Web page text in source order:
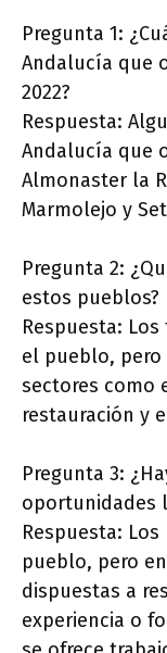
Pregunta 1:
Andalucía que
2022?
Respuesta:
Andalucía que
Almonaster la
Marmolejo y
Pregunta 2:
estos pueblos?
Respuesta:
el pueblo,
sectores como
restauración y
Pregunta 3:
oportunidades
Respuesta:
pueblo, pero
dispuestas a
experiencia o